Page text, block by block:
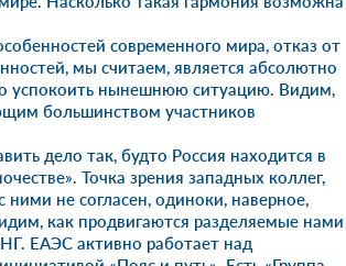
современного мира, отказ от
мы считаем, является абсолютно
успокоить нынешнюю ситуацию. Видим,
большинством участников
дело так, будто Россия находится в
Точка зрения западных коллег,
ними не согласен, одиноки, наверное,
как продвигаются разделяемые нами
ЕАЭС активно работает над